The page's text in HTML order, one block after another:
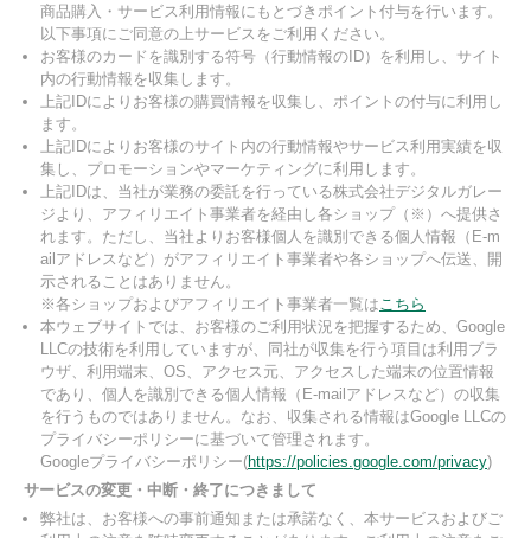
商品購入・サービス利用情報にもとづきポイント付与を行います。
以下事項にご同意の上サービスをご利用ください。
お客様のカードを識別する符号（行動情報のID）を利用し、サイト
内の行動情報を収集します。
上記IDによりお客様の購買情報を収集し、ポイントの付与に利用し
ます。
上記IDによりお客様のサイト内の行動情報やサービス利用実績を収
集し、プロモーションやマーケティングに利用します。
上記IDは、当社が業務の委託を行っている株式会社デジタルガレー
ジより、アフィリエイト事業者を経由し各ショップ（※）へ提供さ
れます。ただし、当社よりお客様個人を識別できる個人情報（E-m
ailアドレスなど）がアフィリエイト事業者や各ショップへ伝送、開
示されることはありません。
※各ショップおよびアフィリエイト事業者一覧はこちら
本ウェブサイトでは、お客様のご利用状況を把握するため、Google
LLCの技術を利用していますが、同社が収集を行う項目は利用ブラ
ウザ、利用端末、OS、アクセス元、アクセスした端末の位置情報
であり、個人を識別できる個人情報（E-mailアドレスなど）の収集
を行うものではありません。なお、収集される情報はGoogle LLCの
プライバシーポリシーに基づいて管理されます。
Googleプライバシーポリシー(https://policies.google.com/privacy)
サービスの変更・中断・終了につきまして
弊社は、お客様への事前通知または承諾なく、本サービスおよびご